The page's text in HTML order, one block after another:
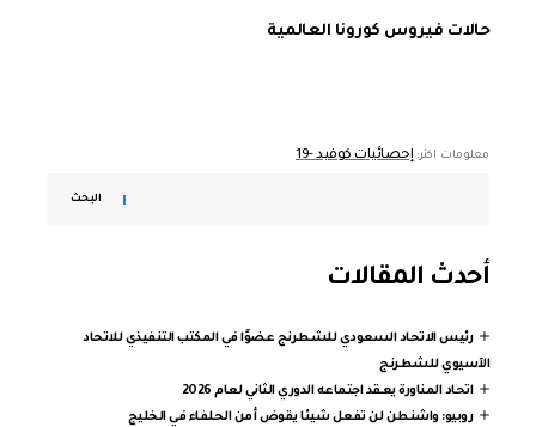
حالات فيروس كورونا العالمية
معلومات اكثر: إحصائيات كوفيد -19
البحث
أحدث المقالات
رئيس الاتحاد السعودي للشطرنج عضوًا في المكتب التنفيذي للاتحاد
الآسيوي للشطرنج
اتحاد المناورة يعقد اجتماعه الدوري الثاني لعام 2026
روبيو: واشنطن لن تفعل شيئا يقوض أمن الحلفاء في الخليج